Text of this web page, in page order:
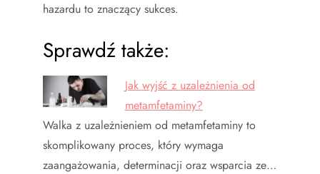
hazardu to znaczący sukces.
Sprawdź także:
Jak wyjść z uzależnienia od
metamfetaminy?
Walka z uzależnieniem od metamfetaminy to
skomplikowany proces, który wymaga
zaangażowania, determinacji oraz wsparcia ze…